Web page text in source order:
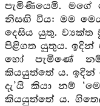
පැමිණියෙමි.
නිසඟි විය: මම
දෙසිය යුතු. ව්‍යක්ත
පිළිගත යුතුය. ඉදින්
හෝ පැමිණේ
කියයුත්තේ ය.
දැ’යි කියා නම්
කියයුත්තේ ය.